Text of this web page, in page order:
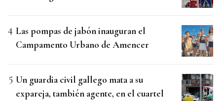
Las pompas de jabón inauguran el
Campamento Urbano de Amencer
Un guardia civil gallego mata a su
expareja, también agente, en el cuartel